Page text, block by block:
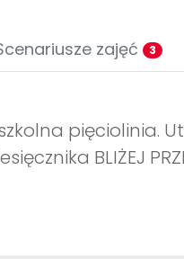
zajęć 3
pięciolinia.
BLIŻEJ